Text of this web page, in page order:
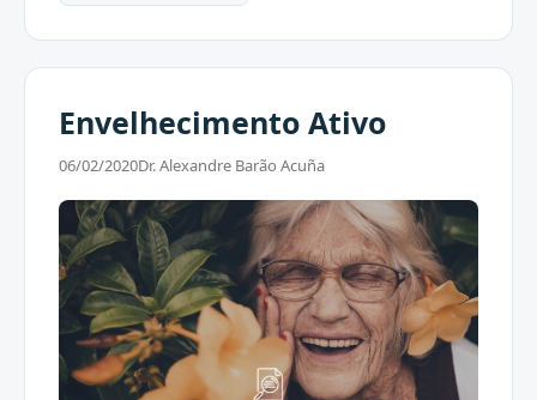
Envelhecimento Ativo
06/02/2020Dr. Alexandre Barão Acuña